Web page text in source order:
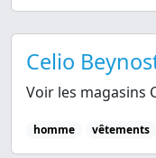
Celio
Voir les magasins
homme vêtements